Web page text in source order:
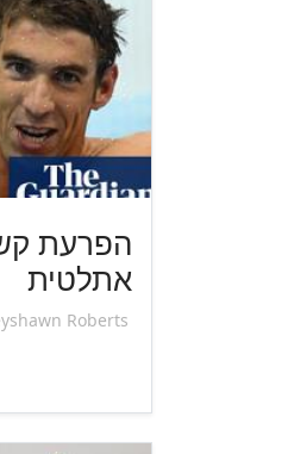
הפרעת
אתלטית
Roberts